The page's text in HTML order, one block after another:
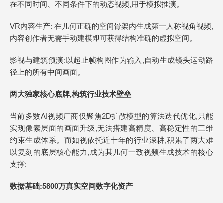
在不同时间、不同条件下的动态视频,用于模拟推演。
VR内容生产: 在几何正确的空间骨架内生成第一人称视角视频,
内容创作者无需手动建模即可获得结构准确的虚拟空间。
影视与建筑预演:以起止帧构图作为输入,自动生成镜头运动路
径上的所有中间画面。
两大独家核心底牌,构筑行业技术壁垒
当前多数AI视频厂商仅聚焦2D扩散模型的算法迭代优化,只能
实现像素层面的画面升级,无法搭建高精度、高稳定性的三维
约束生成体系。而如视依托近十年的行业深耕,积累了两大难
以复刻的底层核心能力,成为其几何一致视频生成技术的核心
支撑:
数据基础:5800万真实空间数字化资产